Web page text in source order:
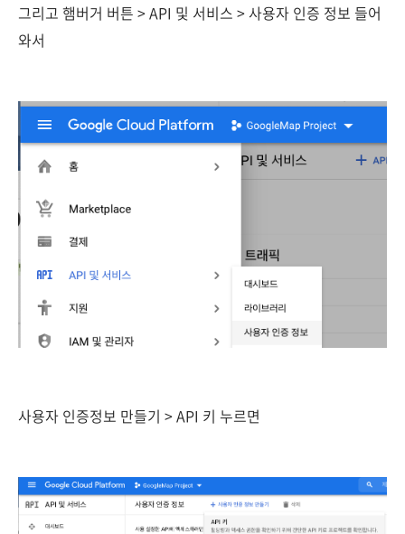
그리고 햄버거 버튼 > API 및 서비스 > 사용자 인증 정보 들어
와서
사용자 인증정보 만들기 > API 키 누르면